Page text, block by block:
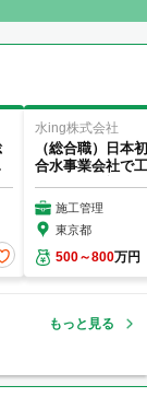
水ing株式会社
（総合職）日本
合水事業会社で
場における施工
業...施工管理
東京都
500～800万円
もっと見る